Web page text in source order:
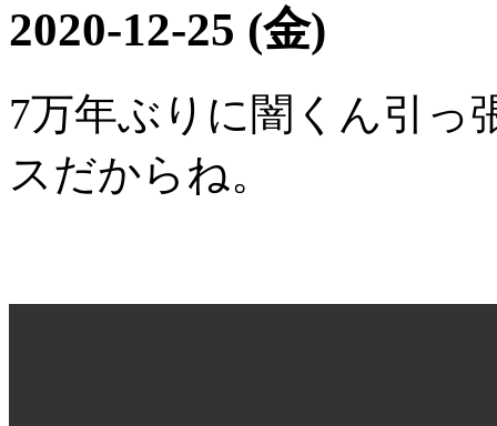
2020-12-25 (金)
7万年ぶりに闇くん引っ
スだからね。